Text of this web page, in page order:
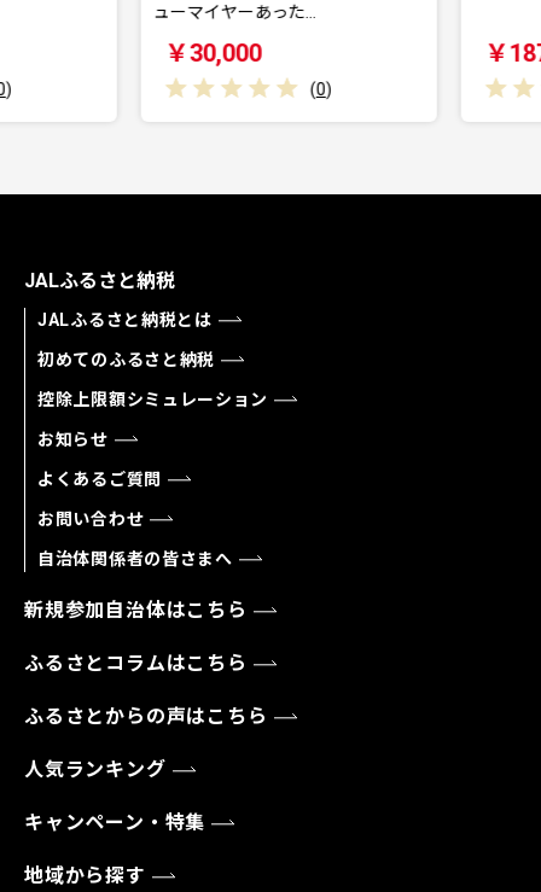
ューマイヤーあった…
￥30,000
( )
￥
JALふるさと納税
JALふるさと納税とは
初めてのふるさと納税
控除上限額シミュレーション
お知らせ
よくあるご質問
お問い合わせ
自治体関係者の皆さまへ
新規参加自治体はこちら
ふるさとコラムはこちら
ふるさとからの声はこちら
人気ランキング
キャンペーン・特集
地域から探す